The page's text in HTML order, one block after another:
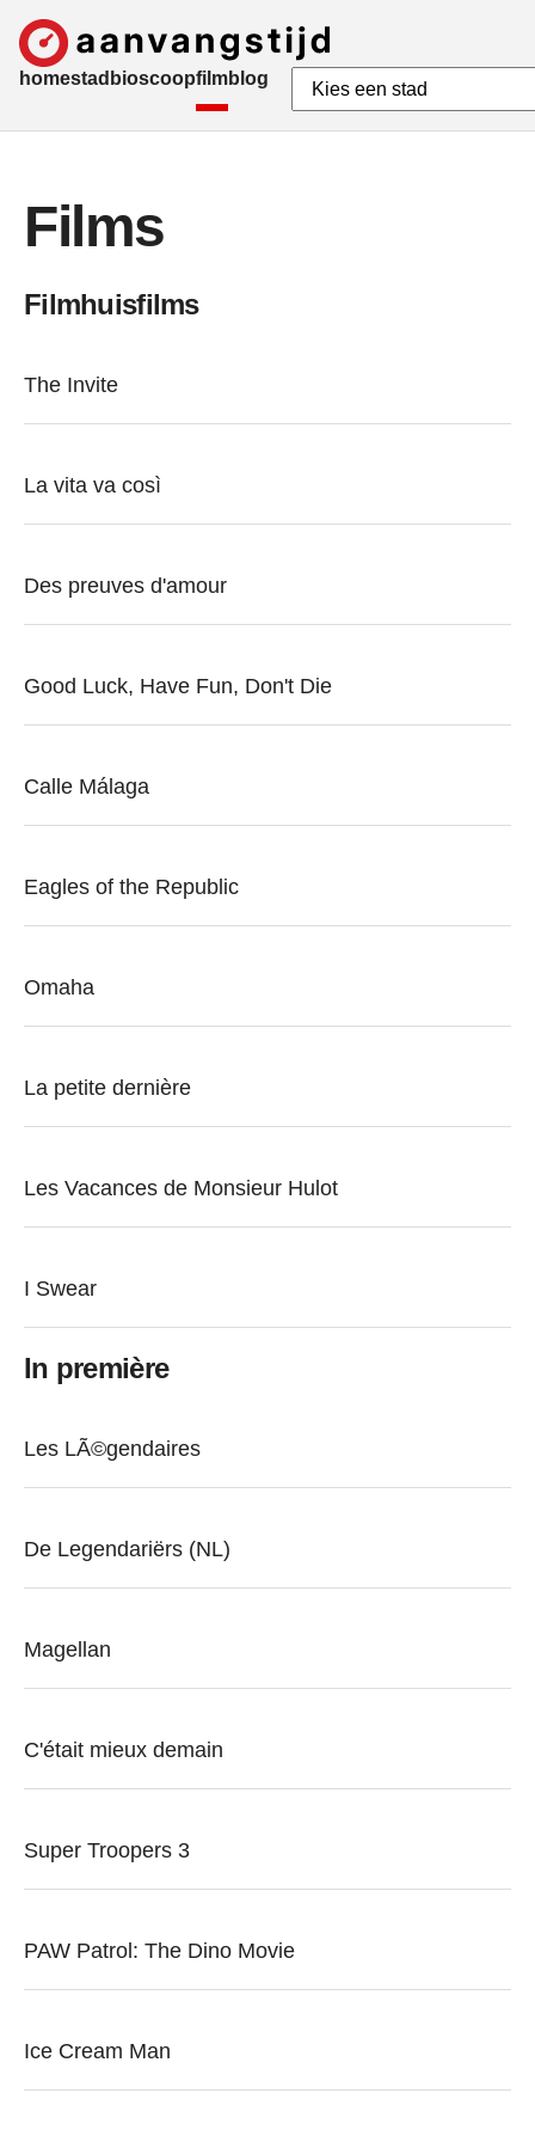
homestad bioscoopfilmblog
Films
Filmhuisfilms
The Invite
La vita va così
Des preuves d'amour
Good Luck, Have Fun, Don't Die
Calle Málaga
Eagles of the Republic
Omaha
La petite dernière
Les Vacances de Monsieur Hulot
I Swear
In première
Les LÃ©gendaires
De Legendariërs (NL)
Magellan
C'était mieux demain
Super Troopers 3
PAW Patrol: The Dino Movie
Ice Cream Man